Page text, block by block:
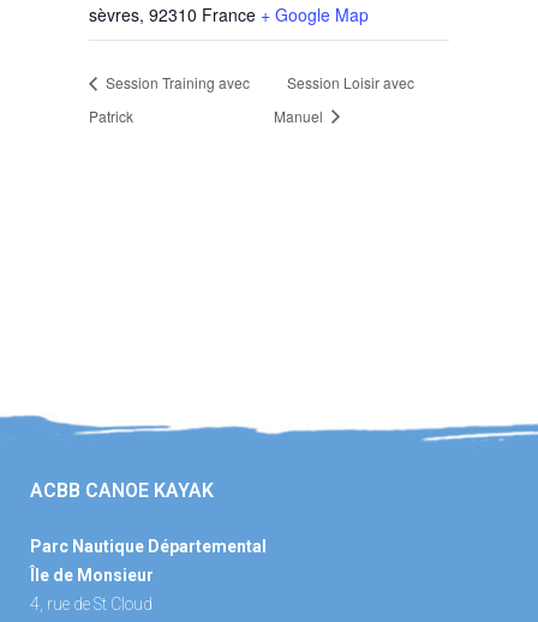
sèvres, 92310 France + Google Map
Session Training avec
Patrick
Session Loisir avec
Manuel
ACBB CANOE KAYAK
Parc Nautique Départemental
Île de Monsieur
4, rue de St Cloud